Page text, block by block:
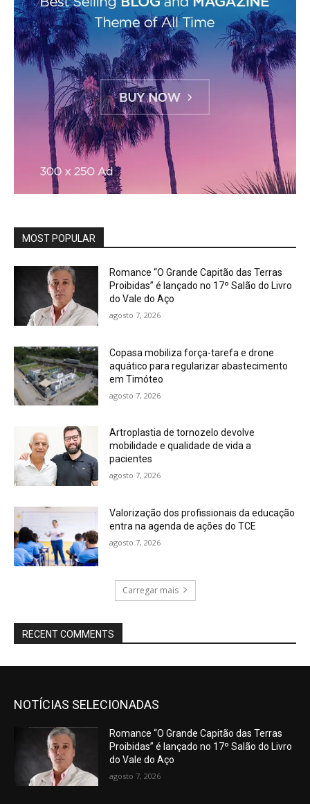
MOST POPULAR
Romance “O Grande Capitão das Terras
Proibidas” é lançado no 17º Salão do Livro
do Vale do Aço
agosto 7, 2026
Copasa mobiliza força-tarefa e drone
aquático para regularizar abastecimento
em Timóteo
agosto 7, 2026
Artroplastia de tornozelo devolve
mobilidade e qualidade de vida a
pacientes
agosto 7, 2026
Valorização dos profissionais da educação
entra na agenda de ações do TCE
agosto 7, 2026
Carregar mais
RECENT COMMENTS
NOTÍCIAS SELECIONADAS
Romance “O Grande Capitão das Terras
Proibidas” é lançado no 17º Salão do Livro
do Vale do Aço
agosto 7, 2026